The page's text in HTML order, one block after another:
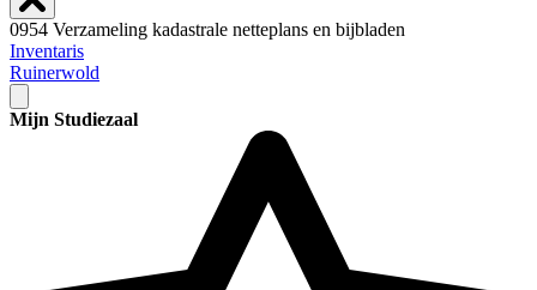
0954 Verzameling kadastrale netteplans en bijbladen
Inventaris
Ruinerwold
Mijn Studiezaal